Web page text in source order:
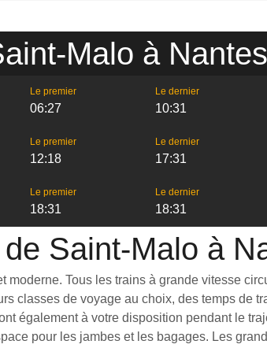
Malo à Nantes
Le premier
06:27
Le dernier
10:31
Le premier
12:18
Le dernier
17:31
Le premier
18:31
Le dernier
18:31
Saint-Malo à
Tous les trains à grande vitesse
classes de voyage au choix, des temps de
également à votre disposition pendant le
pour les jambes et les bagages. Les